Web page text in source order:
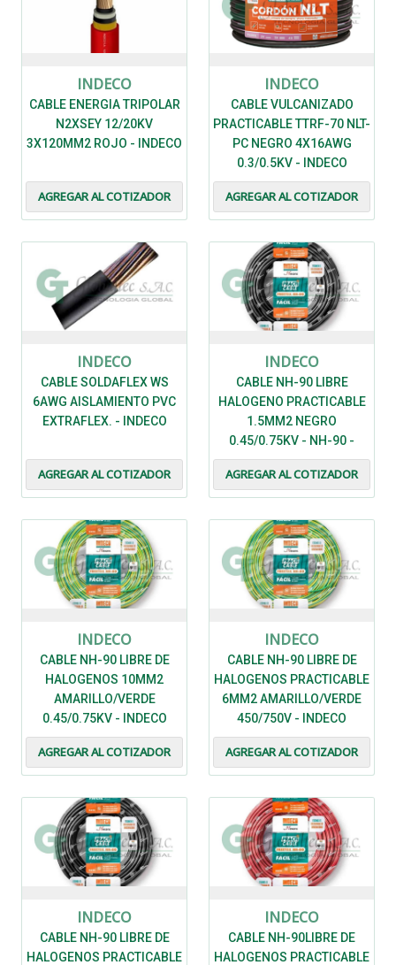
INDECO
CABLE ENERGIA TRIPOLAR
N2XSEY 12/20KV
3X120MM2 ROJO - INDECO
AGREGAR AL COTIZADOR
INDECO
CABLE VULCANIZADO
PRACTICABLE TTRF-70 NLT-
PC NEGRO 4X16AWG
0.3/0.5KV - INDECO
AGREGAR AL COTIZADOR
INDECO
CABLE SOLDAFLEX WS
6AWG AISLAMIENTO PVC
EXTRAFLEX. - INDECO
AGREGAR AL COTIZADOR
INDECO
CABLE NH-90 LIBRE
HALOGENO PRACTICABLE
1.5MM2 NEGRO
0.45/0.75KV - NH-90 -
INDECO
AGREGAR AL COTIZADOR
INDECO
CABLE NH-90 LIBRE DE
HALOGENOS 10MM2
AMARILLO/VERDE
0.45/0.75KV - INDECO
AGREGAR AL COTIZADOR
INDECO
CABLE NH-90 LIBRE DE
HALOGENOS PRACTICABLE
6MM2 AMARILLO/VERDE
450/750V - INDECO
AGREGAR AL COTIZADOR
INDECO
CABLE NH-90 LIBRE DE
HALOGENOS PRACTICABLE
INDECO
CABLE NH-90LIBRE DE
HALOGENOS PRACTICABLE